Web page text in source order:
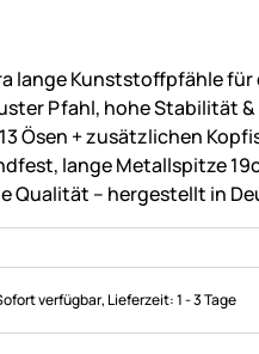
lange Kunststoffpfähle für
Pfahl, hohe Stabilität
Ösen + zusätzlichen
lange Metallspitze
Qualität – hergestellt in
verfügbar, Lieferzeit:1 - 3 Tage